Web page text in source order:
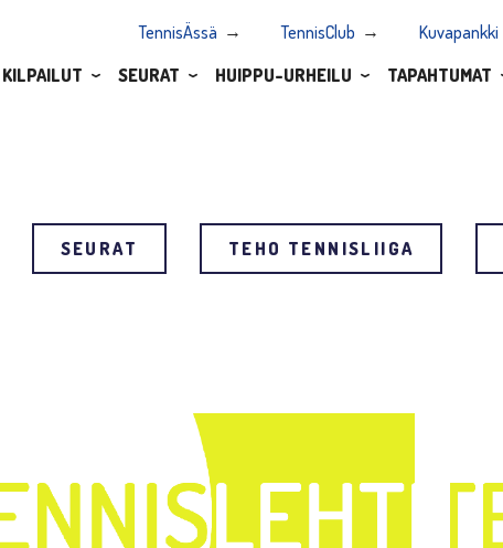
TennisÄssä TennisClub Kuvapankki
KILPAILUT SEURAT HUIPPU-URHEILU TAPAHTUMAT
SEURAT TEHO TENNISLIIGA